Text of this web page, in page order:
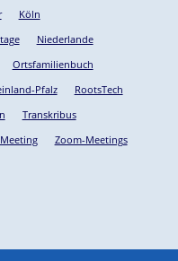
Köln
Niederlande
Ortsfamilienbuch
Pfalz
RootsTech
Transkribus
Zoom-Meetings